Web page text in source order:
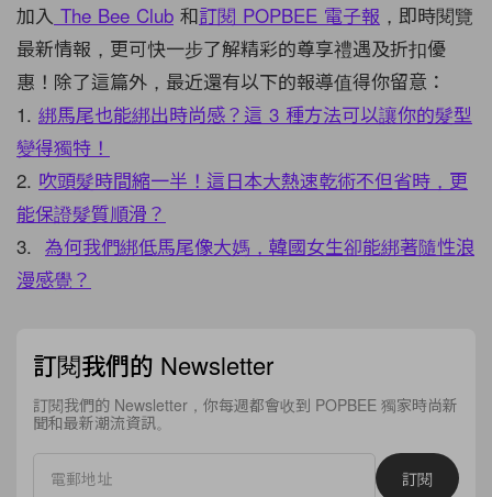
加入 The Bee Club 和訂閱 POPBEE 電子報 ，即時閱覽
最新情報，更可快一步了解精彩的尊享禮遇及折扣優
惠！除了這篇外，最近還有以下的報導值得你留意：
1. 綁馬尾也能綁出時尚感？這 3 種方法可以讓你的髮型
變得獨特！
2. 吹頭髮時間縮一半！這日本大熱速乾術不但省時，更
能保證髮質順滑？
3. 為何我們綁低馬尾像大媽，韓國女生卻能綁著隨性浪
漫感覺？
訂閱我們的 Newsletter
訂閱我們的 Newsletter，你每週都會收到 POPBEE 獨家時尚新
聞和最新潮流資訊。
訂閱